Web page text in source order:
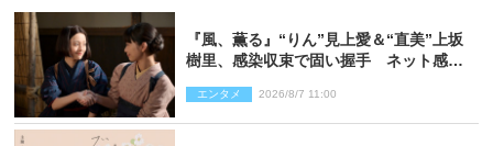
『風、薫る』“りん”見上愛＆“直美”上坂
樹里、感染収束で固い握手 ネット感動
エンタメ 2026/8/7 11:00